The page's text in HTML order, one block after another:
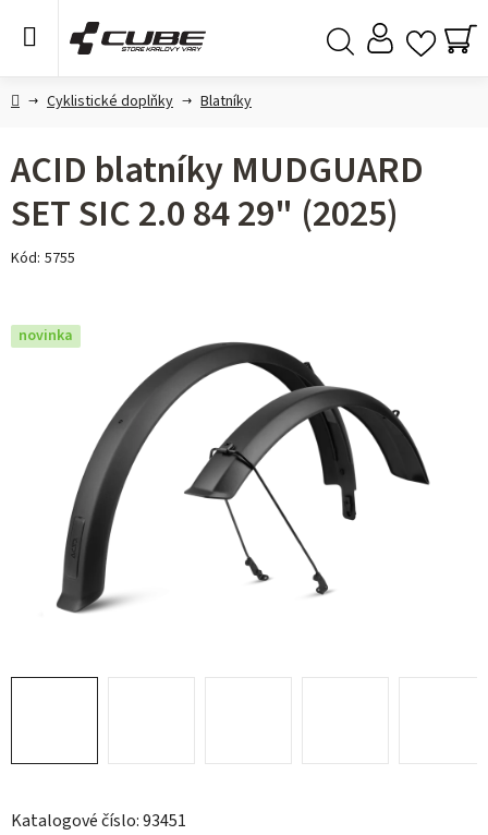
DomůCyklistické doplňky Blatníky
Katalogové číslo: 93451
ACID blatníky MUDGUARD
SET SIC 2.0 84 29" (2025)
Kód: 5755
novinka